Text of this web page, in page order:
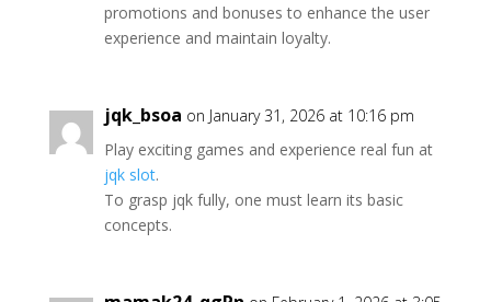
promotions and bonuses to enhance the user
experience and maintain loyalty.
jqk_bsoa on January 31, 2026 at 10:16 pm
Play exciting games and experience real fun at
jqk slot.
To grasp jqk fully, one must learn its basic
concepts.